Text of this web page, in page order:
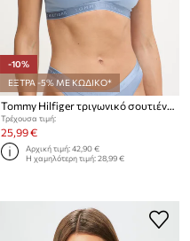
-10%
ΕΞΤΡΑ -5% ΜΕ ΚΩΔΙΚΟ*
Tommy Hilfiger τριγωνικό σουτιέν με μοντάλ
Τρέχουσα τιμή:
25,99 €
Αρχική τιμή:42,90 €
Η χαμηλότερη τιμή:28,99 €